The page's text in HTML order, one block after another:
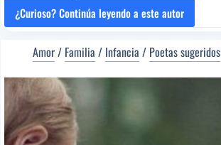
¿Curioso? Continúa leyendo a este autor
LA
BIEN
MERECE
LA
Amor/ Familia / Infancia / Poetas sugeridos